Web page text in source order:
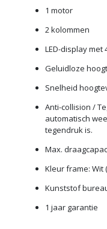
1 motor
2 kolommen
LED-display met
Geluidloze
Snelheid
Anti-collision /
automatisch
tegendruk is.
Max.
Kleur frame: Wit
Kunststof
1 jaar garantie